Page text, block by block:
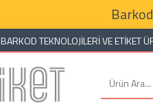
BARKOD TEKNOLOJILERI VE ETIKET